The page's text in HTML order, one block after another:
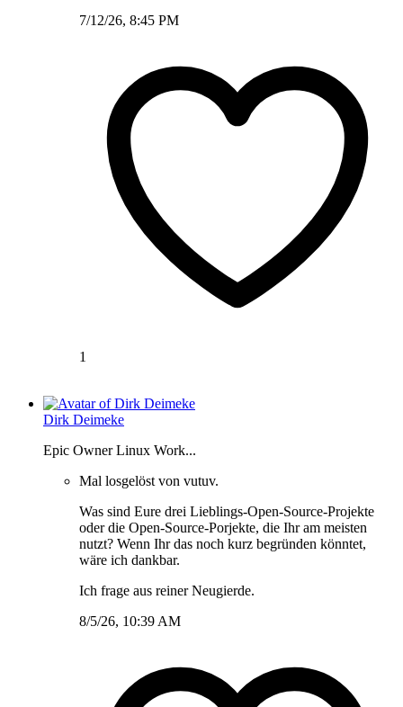
7/12/26, 8:45 PM
1
Dirk Deimeke
Epic Owner Linux Work...
Mal losgelöst von vutuv.
Was sind Eure drei Lieblings-Open-Source-Projekte
oder die Open-Source-Porjekte, die Ihr am meisten
nutzt? Wenn Ihr das noch kurz begründen könntet,
wäre ich dankbar.
Ich frage aus reiner Neugierde.
8/5/26, 10:39 AM